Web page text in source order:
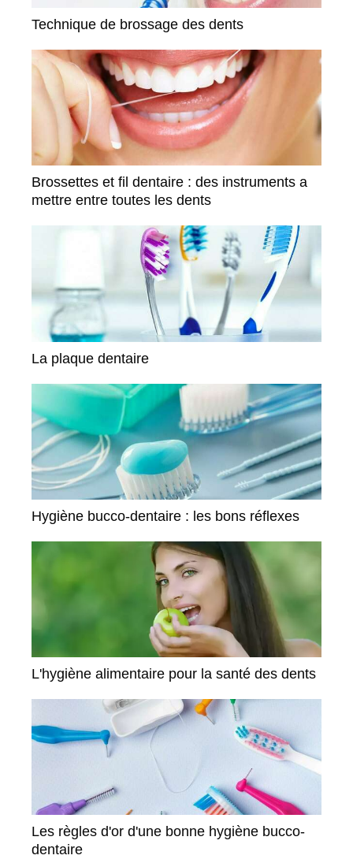
Technique de brossage des dents
Brossettes et fil dentaire : des instruments a
mettre entre toutes les dents
La plaque dentaire
Hygiène bucco-dentaire : les bons réflexes
L'hygiène alimentaire pour la santé des dents
Les règles d'or d'une bonne hygiène bucco-
dentaire